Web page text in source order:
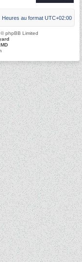
Heures au format UTC+02:00
phpBB Limited